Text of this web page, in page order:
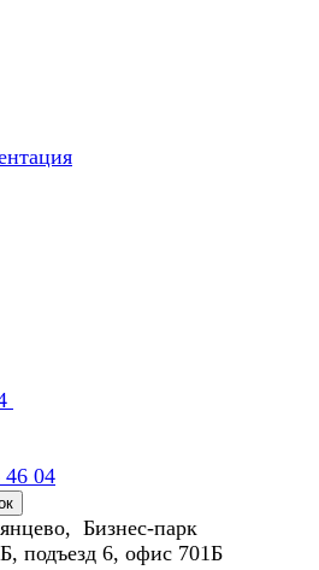
46 04
Бизнес-парк
подъезд 6, офис 701Б